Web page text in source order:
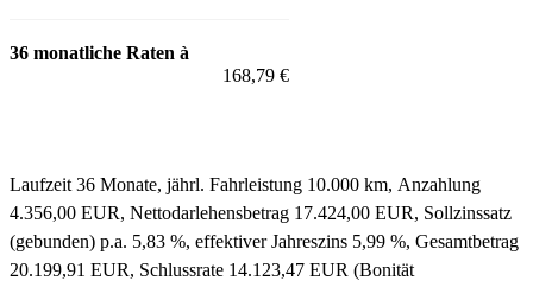
36 monatliche Raten à
168,79 €
Laufzeit 36 Monate, jährl. Fahrleistung 10.000 km, Anzahlung
4.356,00 EUR, Nettodarlehensbetrag 17.424,00 EUR, Sollzinssatz
(gebunden) p.a. 5,83 %, effektiver Jahreszins 5,99 %, Gesamtbetrag
20.199,91 EUR, Schlussrate 14.123,47 EUR (Bonität